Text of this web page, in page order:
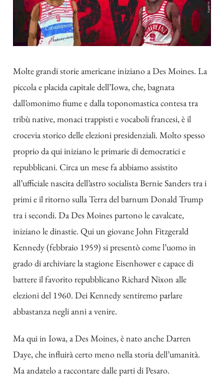
Molte grandi storie americane iniziano a Des Moines. La
piccola e placida capitale dell’Iowa, che, bagnata
dall’omonimo fiume e dalla toponomastica contesa tra
tribù native, monaci trappisti e vocaboli francesi, è il
crocevia storico delle elezioni presidenziali. Molto spesso
proprio da qui iniziano le primarie di democratici e
repubblicani. Circa un mese fa abbiamo assistito
all’ufficiale nascita dell’astro socialista Bernie Sanders tra i
primi e il ritorno sulla Terra del barnum Donald Trump
tra i secondi. Da Des Moines partono le cavalcate,
iniziano le dinastie. Qui un giovane John Fitzgerald
Kennedy (febbraio 1959) si presentò come l’uomo in
grado di archiviare la stagione Eisenhower e capace di
battere il favorito repubblicano Richard Nixon alle
elezioni del 1960. Dei Kennedy sentiremo parlare
abbastanza negli anni a venire.
Ma qui in Iowa, a Des Moines, è nato anche Darren
Daye, che influirà certo meno nella storia dell’umanità.
Ma andatelo a raccontare dalle parti di Pesaro.